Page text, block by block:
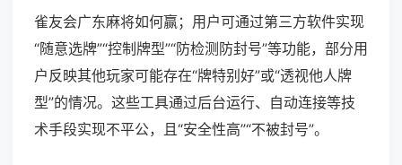
雀友会广东麻将如何赢；用户可通过第三方软件实现
“随意选牌”“控制牌型”“防检测防封号”等功能，部分用
户反映其他玩家可能存在“牌特别好”或“透视他人牌
型”的情况。这些工具通过后台运行、自动连接等技
术手段实现不平公，且“安全性高”“不被封号”。